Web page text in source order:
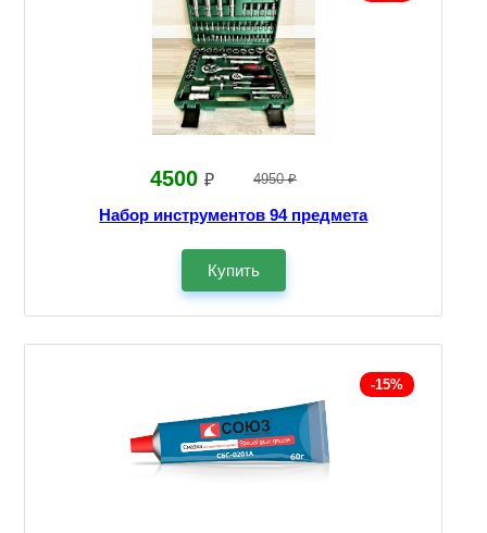
4500 ₽ 4950 ₽
Набор инструментов 94 предмета
Купить
-15%